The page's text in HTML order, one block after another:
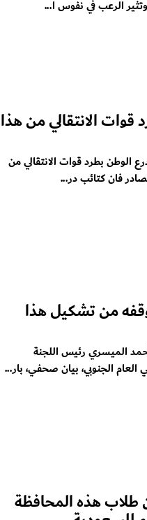
الرعب في نفوس ا...
الانتقالي من هذا
الوطن بطرد قوات الانتقالي من
فان كتائب در...
من تشكيل هذا
الميسري رئيس اللجنة
الجنوبي، بيان صحفي، بار...
طلاب هذه المحافظة